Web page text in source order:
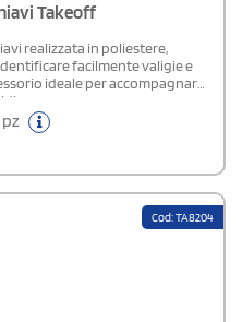
Takeoff
realizzata in poliestere,
facilmente valigie e
ideale per accompagnare
Cod: TA8204